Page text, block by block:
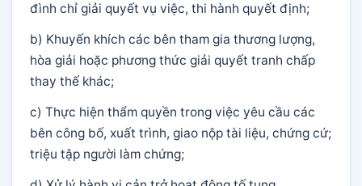
đình chỉ giải quyết vụ việc, thi hành quyết định;
b) Khuyến khích các bên tham gia thương lượng,
hòa giải hoặc phương thức giải quyết tranh chấp
thay thế khác;
c) Thực hiện thẩm quyền trong việc yêu cầu các
bên công bố, xuất trình, giao nộp tài liệu, chứng cứ;
triệu tập người làm chứng;